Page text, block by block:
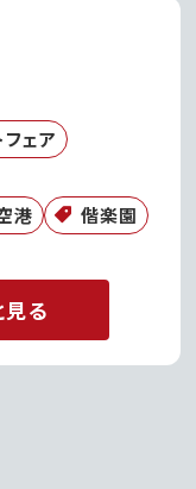
ェア
港 偕楽園
見る